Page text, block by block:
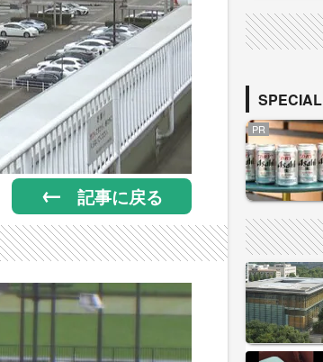
記事に戻る
SPECIAL
PR